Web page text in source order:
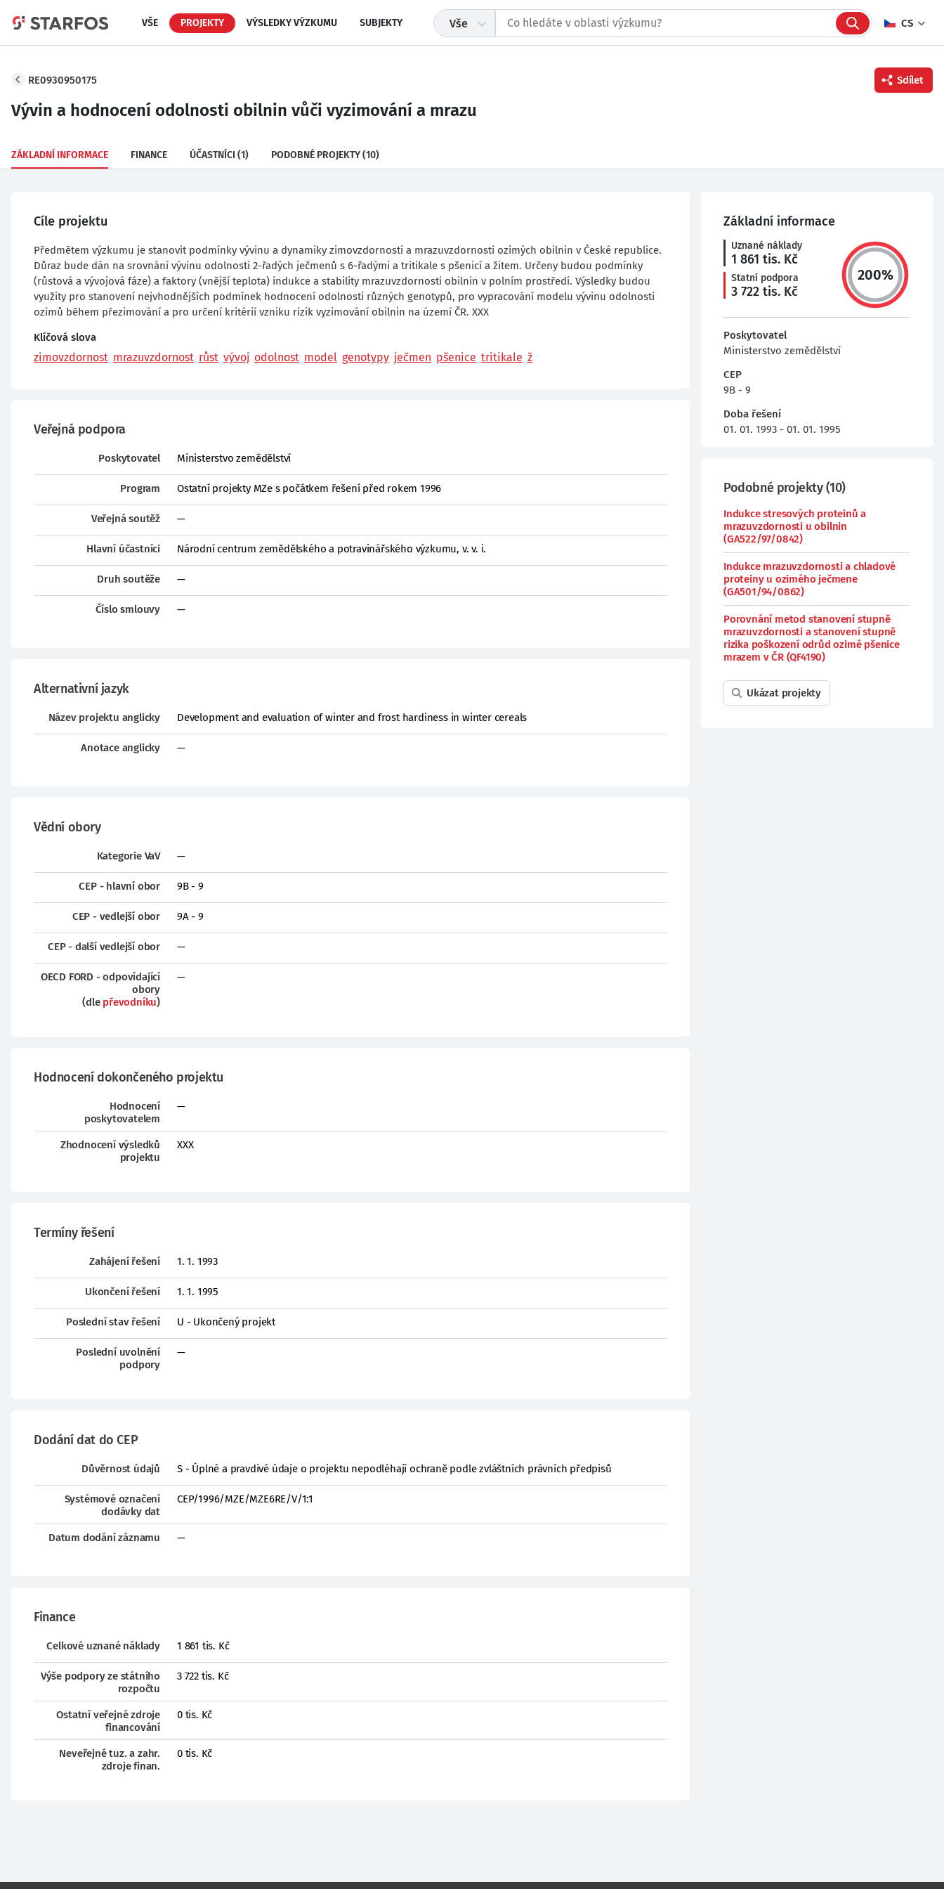
VŠE PROJEKTY VÝSLEDKY VÝZKUMU SUBJEKTY Vše CS
Twitter
RE0930950175 Sdílet
Vývin a hodnocení odolnosti obilnin vůči vyzimování a mrazu
ZÁKLADNÍ INFORMACE FINANCE ÚČASTNÍCI (1) PODOBNÉ PROJEKTY(10)
Cíle projektu
Předmětem výzkumu je stanovit podmínky vývinu a dynamiky zimovzdornosti a mrazuvzdornosti ozimých obilnin v České republice.
Důraz bude dán na srovnání vývinu odolnosti 2-řadých ječmenů s 6-řadými a tritikale s pšenicí a žitem. Určeny budou podmínky
(růstová a vývojová fáze) a faktory (vnější teplota) indukce a stability mrazuvzdornosti obilnin v polním prostředí. Výsledky budou
využity pro stanovení nejvhodnějších podmínek hodnocení odolnosti různých genotypů, pro vypracování modelu vývinu odolnosti
ozimů během přezimování a pro určení kritérií vzniku rizik vyzimování obilnin na území ČR. XXX
Klíčová slova
zimovzdornost mrazuvzdornost růst vývoj odolnost model genotypy ječmen pšenice tritikale ž
Veřejná podpora
Poskytovatel Ministerstvo zemědělství
Program Ostatní projekty MZe s počátkem řešení před rokem 1996
Veřejná soutěž —
Hlavní účastníci Národní centrum zemědělského a potravinářského výzkumu, v. v. i.
Druh soutěže —
Číslo smlouvy —
Alternativní jazyk
Název projektu anglicky Development and evaluation of winter and frost hardiness in winter cereals
Anotace anglicky —
Vědní obory
Kategorie VaV —
CEP - hlavní obor 9B - 9
CEP - vedlejší obor 9A - 9
CEP - další vedlejší obor —
OECD FORD - odpovídající
obory
(dle převodníku)
—
Hodnocení dokončeného projektu
Hodnocení
poskytovatelem
—
Zhodnocení výsledků
projektu
XXX
Termíny řešení
Zahájení řešení 1. 1. 1993
Ukončení řešení 1. 1. 1995
Poslední stav řešení U - Ukončený projekt
Poslední uvolnění
podpory
—
Dodání dat do CEP
Důvěrnost údajů S - Úplné a pravdivé údaje o projektu nepodléhají ochraně podle zvláštních právních předpisů
Systémové označení
dodávky dat
CEP/1996/MZE/MZE6RE/V/1:1
Datum dodání záznamu —
Finance
Celkové uznané náklady 1 861 tis. Kč
Výše podpory ze státního
rozpočtu
3 722 tis. Kč
Ostatní veřejné zdroje
financování
0 tis. Kč
Neveřejné tuz. a zahr.
zdroje finan.
0 tis. Kč
Základní informace
Uznané náklady
1 861 tis. Kč
Statní podpora
3 722 tis. Kč
200%
Poskytovatel
Ministerstvo zemědělství
CEP
9B - 9
Doba řešení
01. 01. 1993 - 01. 01. 1995
Podobné projekty(10)
Indukce stresových proteinů a
mrazuvzdornosti u obilnin
(GA522/97/0842)
Indukce mrazuvzdornosti a chladové
proteiny u ozimého ječmene
(GA501/94/0862)
Porovnání metod stanovení stupně
mrazuvzdornosti a stanovení stupně
rizika poškození odrůd ozimé pšenice
mrazem v ČR (QF4190)
Ukázat projekty